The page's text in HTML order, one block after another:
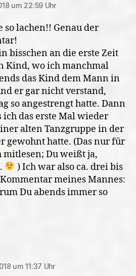
um 22:59 Uhr
so lachen!! Genau der
bisschen an die erste Zeit
Kind, wo ich manchmal
das Kind dem Mann in
er gar nicht verstand,
so angestrengt hatte. Dann
ich das erste Mal wieder
alten Tanzgruppe in der
gewohnt hatte. (Das nur für
mitlesen; Du weißt ja,
) Ich war also ca. drei bis
meines Mannes:
Du abends immer so
um 11:37 Uhr